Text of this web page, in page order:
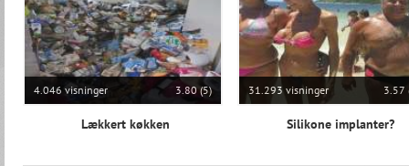
4.046 visninger 3.80 (5)
Lækkert køkken
31.293 visninger 3.57
Silikone implanter?